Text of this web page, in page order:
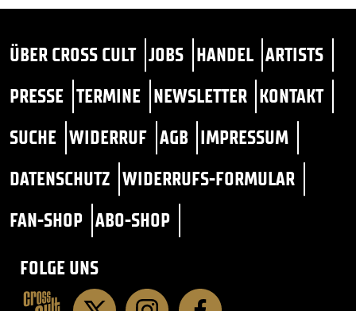
ÜBER CROSS CULT JOBS HANDEL ARTISTS
PRESSE TERMINE NEWSLETTER KONTAKT
SUCHE WIDERRUF AGB IMPRESSUM
DATENSCHUTZ WIDERRUFS-FORMULAR
FAN-SHOP ABO-SHOP
FOLGE UNS